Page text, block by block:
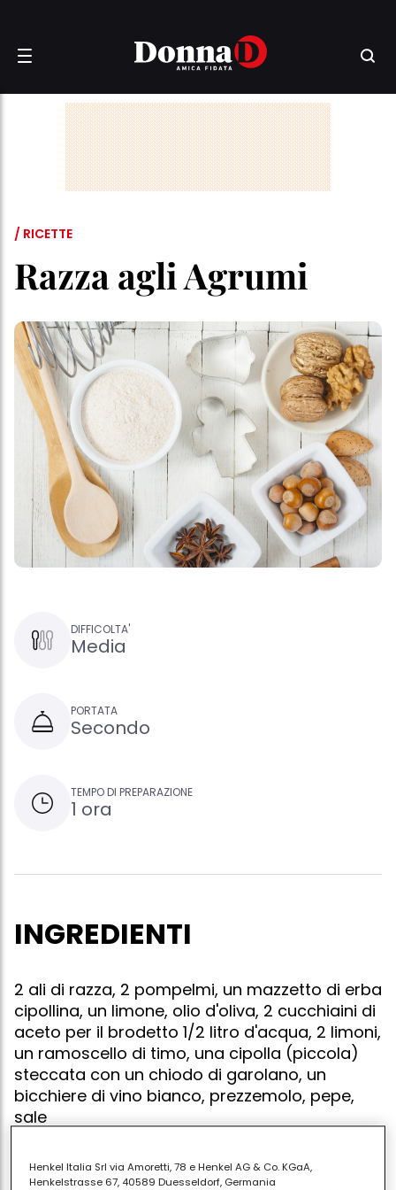
/ RICETTE
Razza agli Agrumi
DIFFICOLTA'
Media
PORTATA
Secondo
TEMPO DI PREPARAZIONE
1 ora
INGREDIENTI
2 ali di razza, 2 pompelmi, un mazzetto di erba
cipollina, un limone, olio d'oliva, 2 cucchiaini di
aceto per il brodetto 1/2 litro d'acqua, 2 limoni,
un ramoscello di timo, una cipolla (piccola)
steccata con un chiodo di garolano, un
bicchiere di vino bianco, prezzemolo, pepe,
sale
Henkel Italia Srl via Amoretti, 78 e Henkel AG & Co. KGaA,
Henkelstrasse 67, 40589 Duesseldorf, Germania